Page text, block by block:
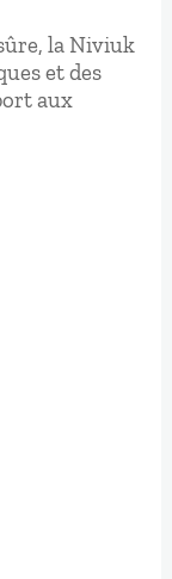
la Niviuk
et des
aux